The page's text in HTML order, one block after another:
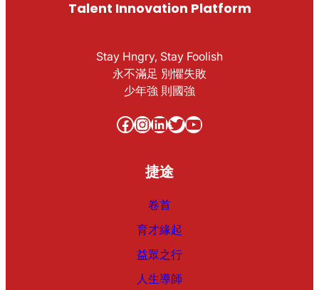
Talent Innovation Platform
Stay Hngry, Stay Foolish
永不滿足 別懼失敗
少年強 則國強
Facebook InstagramLinkedIn Twitter YouTube
捷途
卷首
育才緣起
益眾之行
人生導師